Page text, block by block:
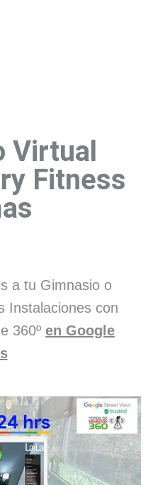
Virtual
Fitness
a tu Gimnasio o
Instalaciones con
360º en Google